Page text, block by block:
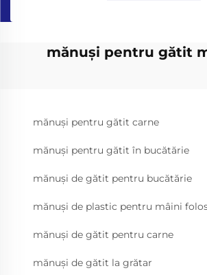
mănuși pentru gătit
mănuși pentru gătit carne
mănuși pentru gătit în bucătărie
mănuși de gătit pentru bucătărie
mănuși de plastic pentru mâini
mănuși de gătit pentru carne
mănuși de gătit la grătar